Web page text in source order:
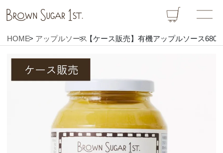
HOME アップルソース【ケース販売】有機アップルソース680g